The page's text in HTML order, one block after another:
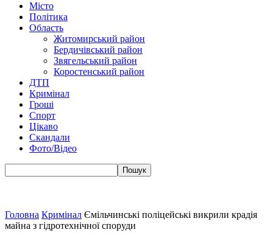
Місто
Політика
Область
Житомирський район
Бердичівський район
Звягельський район
Коростенський район
ДТП
Кримінал
Гроші
Спорт
Цікаво
Скандали
Фото/Відео
Головна Кримінал Ємільчинські поліцейські викрили крадія
майна з гідротехнічної споруди